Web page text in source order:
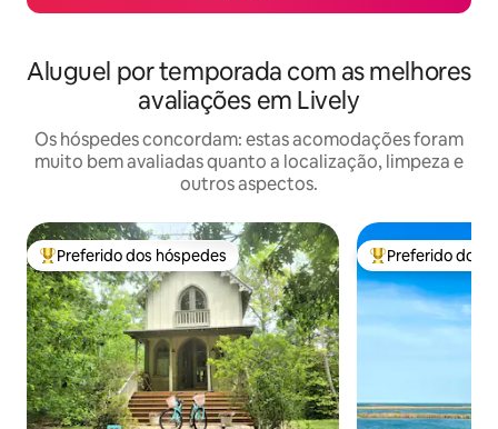
Aluguel por temporada com as melhores
avaliações em Lively
Os hóspedes concordam: estas acomodações foram
muito bem avaliadas quanto a localização, limpeza e
outros aspectos.
Entre os melhores preferidos dos hóspedes
Preferido dos hóspedes Entre os
Preferido dos